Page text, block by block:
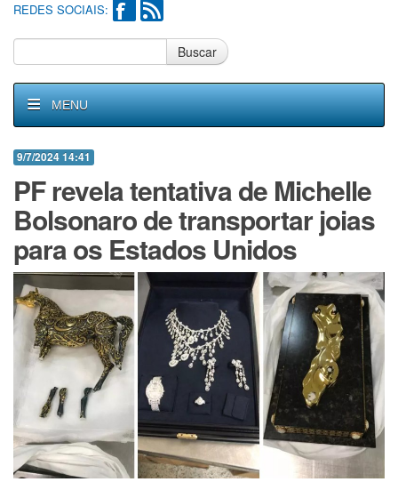
REDES SOCIAIS:
Buscar
MENU
9/7/2024 14:41
PF revela tentativa de Michelle
Bolsonaro de transportar joias
para os Estados Unidos